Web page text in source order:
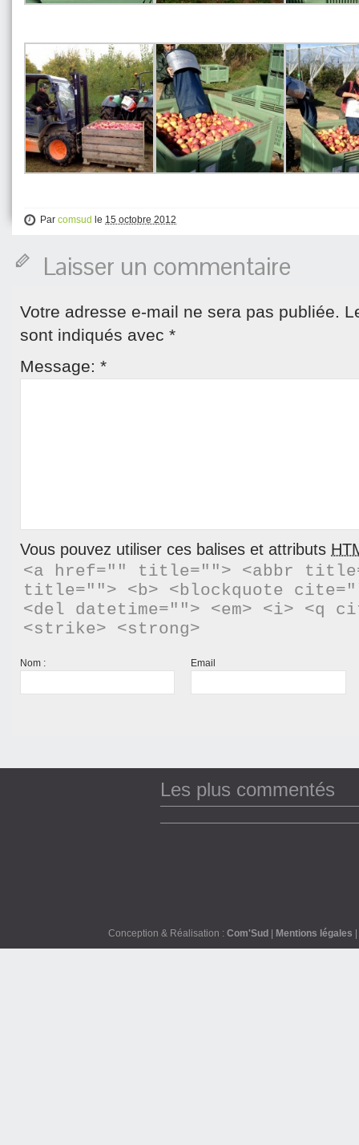
Par comsud le 15 octobre 2012
Laisser un commentaire
Votre adresse e-mail ne sera pas publiée.
sont indiqués avec *
Message: *
Vous pouvez utiliser ces balises et attributs
<a href="" title=""> <abbr
title=""> <b> <blockquote
<del datetime=""> <em> <i> <q
<strike> <strong>
Nom : Email
Les plus commentés
Conception & Réalisation : Com'Sud | Mentions légales |